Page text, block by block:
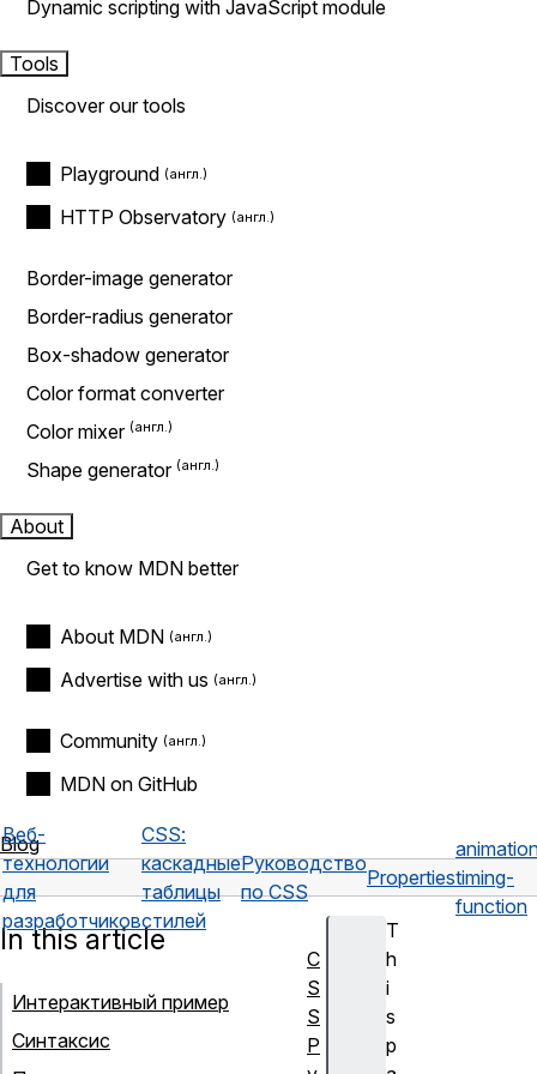
Dynamic scripting with JavaScript module
Tools
Discover our tools
Playground
HTTP Observatory
Border-image generator
Border-radius generator
Box-shadow generator
Color format converter
Color mixer
Shape generator
About
Get to know MDN better
About MDN
Advertise with us
Community
MDN on GitHub
Blog
Веб-
технологии
для
разработчиков
CSS:
каскадные
таблицы
стилей
Руководство
по CSS
Propertiestiming-
function
T
h
i
s
p
In this article
Интерактивный пример
Синтаксис
C
S
S
Р